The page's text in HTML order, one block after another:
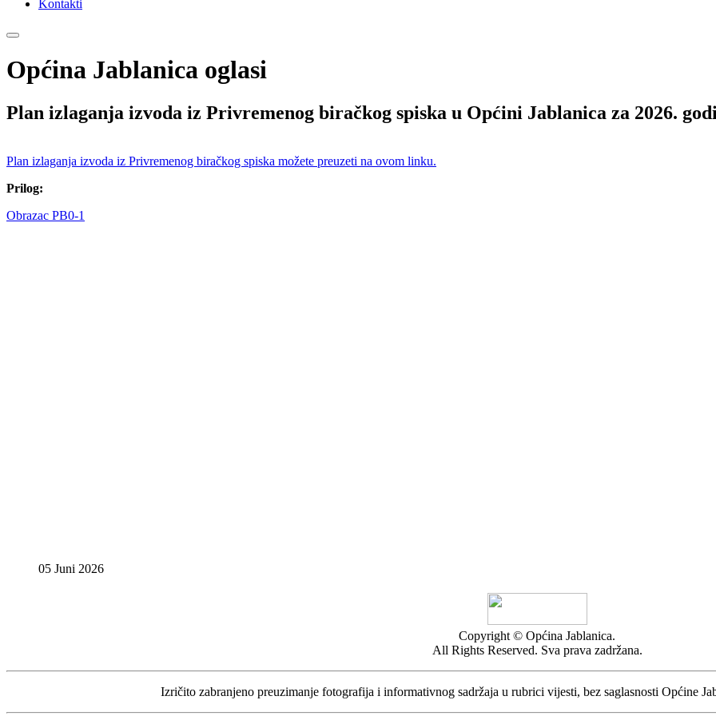
Kontakti
Općina Jablanica oglasi
Plan izlaganja izvoda iz Privremenog biračkog spiska u Općini Jablanica za 2026.
Plan izlaganja izvoda iz Privremenog biračkog spiska možete preuzeti na ovom linku.
Prilog:
Obrazac PB0-1
05 Juni 2026
Copyright © Općina Jablanica.
All Rights Reserved. Sva prava zadržana.
Izričito zabranjeno preuzimanje fotografija i informativnog sadržaja u rubrici vijesti, bez saglasnosti Općine